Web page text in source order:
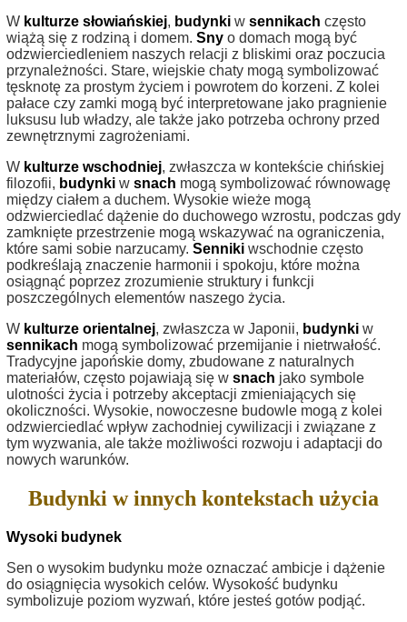
W kulturze słowiańskiej, budynki w sennikach często
wiążą się z rodziną i domem. Sny o domach mogą być
odzwierciedleniem naszych relacji z bliskimi oraz poczucia
przynależności. Stare, wiejskie chaty mogą symbolizować
tęsknotę za prostym życiem i powrotem do korzeni. Z kolei
pałace czy zamki mogą być interpretowane jako pragnienie
luksusu lub władzy, ale także jako potrzeba ochrony przed
zewnętrznymi zagrożeniami.
W kulturze wschodniej, zwłaszcza w kontekście chińskiej
filozofii, budynki w snach mogą symbolizować równowagę
między ciałem a duchem. Wysokie wieże mogą
odzwierciedlać dążenie do duchowego wzrostu, podczas gdy
zamknięte przestrzenie mogą wskazywać na ograniczenia,
które sami sobie narzucamy. Senniki wschodnie często
podkreślają znaczenie harmonii i spokoju, które można
osiągnąć poprzez zrozumienie struktury i funkcji
poszczególnych elementów naszego życia.
W kulturze orientalnej, zwłaszcza w Japonii, budynki w
sennikach mogą symbolizować przemijanie i nietrwałość.
Tradycyjne japońskie domy, zbudowane z naturalnych
materiałów, często pojawiają się w snach jako symbole
ulotności życia i potrzeby akceptacji zmieniających się
okoliczności. Wysokie, nowoczesne budowle mogą z kolei
odzwierciedlać wpływ zachodniej cywilizacji i związane z
tym wyzwania, ale także możliwości rozwoju i adaptacji do
nowych warunków.
Budynki w innych kontekstach użycia
Wysoki budynek
Sen o wysokim budynku może oznaczać ambicje i dążenie
do osiągnięcia wysokich celów. Wysokość budynku
symbolizuje poziom wyzwań, które jesteś gotów podjąć.